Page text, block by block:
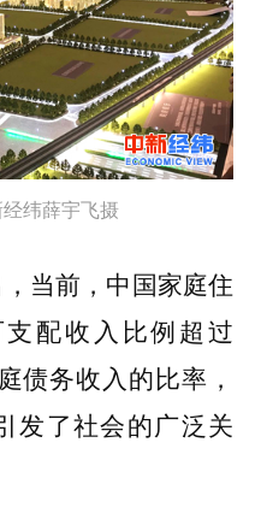
纬薛宇飞摄
当前，中国家庭住
配收入比例超过
债务收入的比率，
发了社会的广泛关